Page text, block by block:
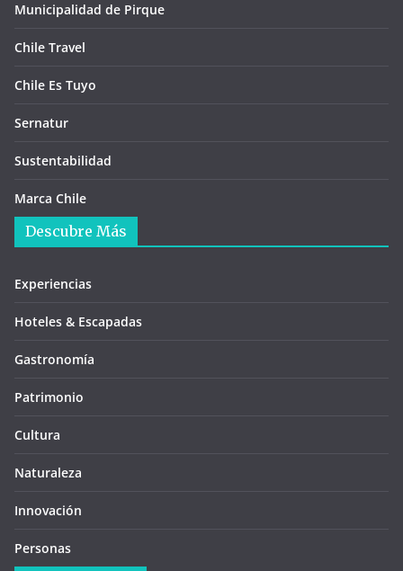
Municipalidad de Pirque
Chile Travel
Chile Es Tuyo
Sernatur
Sustentabilidad
Marca Chile
Descubre Más
Experiencias
Hoteles & Escapadas
Gastronomía
Patrimonio
Cultura
Naturaleza
Innovación
Personas